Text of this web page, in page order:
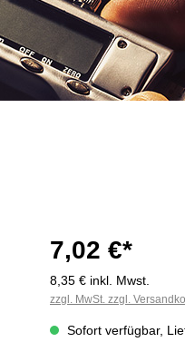
7,02 €*
8,35 € inkl. Mwst.
zzgl. MwSt. zzgl.
Sofort verfügbar,